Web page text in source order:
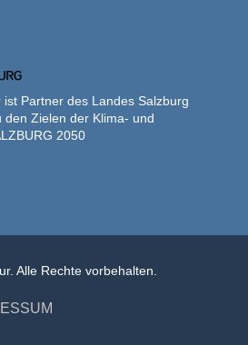
Partner des Landes Salzburg
den Zielen der Klima- und
2050
Alle Rechte vorbehalten.